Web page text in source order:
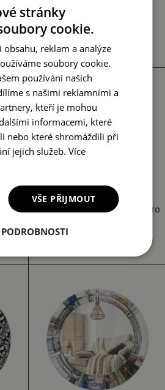
Kulaté zrcadlo s potiskem
Složení růže
1 849.00 Kč
na
Kulaté zrcadlo s potiskem Retro
stránky
cookie.
obsahu, reklam a analýze
soubory cookie.
používání našich
s našimi reklamními a
kteří je mohou
informacemi, které
nebo které shromáždili při
jejich služeb. Více
VŠE PŘIJMOUT